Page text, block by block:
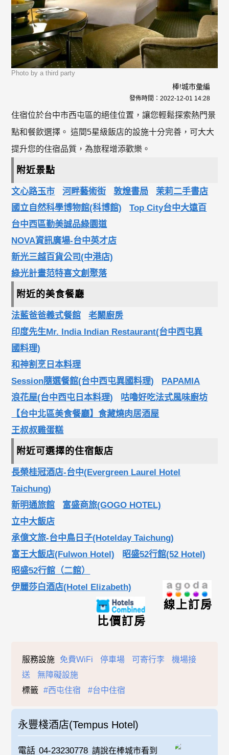
Photo by a third party
棒!城市彙編
發佈時間： 2022-12-01 14:28
住宿位於台中市西屯區的絕佳位置，讓您輕鬆探索熱門景
點和餐飲選擇。 這間5星級飯店的設施十分完善，可大大
提升您的住宿品質，為旅程增添歡樂。
附近景點
文心路玉市 河畔藝術街 敦煌書局
茉莉二手書店
國立自然科學博物館(科博館)
Top City台中大遠百
台中西區勤美誠品綠園道
NOVA資訊廣場-台中英才店
新光三越百貨公司(中港店)
綠光計畫范特喜文創聚落
附近的美食餐廳
法藍爸爸義式餐館
老闞廚房
印度先生Mr. India Indian Restaurant(台中西屯異
國料理)
和神割烹日本料理
Session隨選餐館(台中西屯異國料理)
PAPAMIA
浪花屋(台中西屯日本料理)
咕嚕好吃法式風味廚坊
【台中北區美食餐廳】食藏燒肉居酒屋
王叔叔雞蛋糕
附近可選擇的住宿飯店
長榮桂冠酒店-台中(Evergreen Laurel Hotel
Taichung)
新明通旅館
富盛商旅(GOGO HOTEL)
立中大飯店
承億文旅-台中鳥日子(Hotelday Taichung)
富王大飯店(Fulwon Hotel)
昭盛52行館(52 Hotel)
昭盛52行館（二館）
伊麗莎白酒店(Hotel Elizabeth)
線上訂房
比價訂房
服務設施 免費WiFi 停車場 可寄行李
機場接
送
無障礙設施
標籤
#西屯住宿 #台中住宿
永豐棧酒店(Tempus Hotel)
電話 04-23230778 請說在棒城市看到